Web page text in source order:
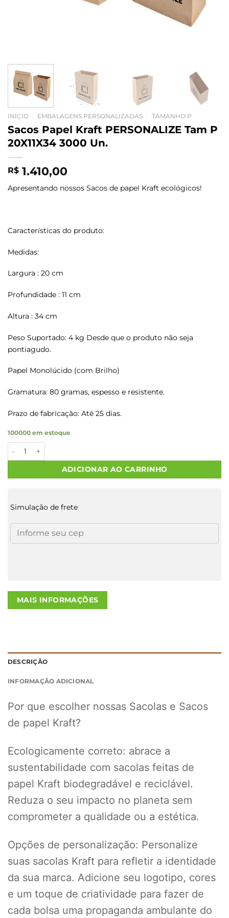
INÍCIO EMBALAGENS PERSONALIZADAS TAMANHO P
Sacos Papel Kraft PERSONALIZE Tam P
20X11X34 3000 Un.
R$ 1.410,00
Apresentando nossos Sacos de papel Kraft ecológicos!
Características do produto:
Medidas:
Largura : 20 cm
Profundidade : 11 cm
Altura : 34 cm
Peso Suportado: 4 kg Desde que o produto não seja
pontiagudo.
Papel Monolúcido (com Brilho)
Gramatura: 80 gramas, espesso e resistente.
Prazo de fabricação: Até 25 dias.
100000 em estoque
ADICIONAR AO CARRINHO
Simulação de frete
MAIS INFORMAÇÕES
DESCRIÇÃO
INFORMAÇÃO ADICIONAL
Por que escolher nossas Sacolas e Sacos
de papel Kraft?
Ecologicamente correto: abrace a
sustentabilidade com sacolas feitas de
papel Kraft biodegradável e reciclável.
Reduza o seu impacto no planeta sem
comprometer a qualidade ou a estética.
Opções de personalização: Personalize
suas sacolas Kraft para refletir a identidade
da sua marca. Adicione seu logotipo, cores
e um toque de criatividade para fazer de
cada bolsa uma propaganda ambulante do